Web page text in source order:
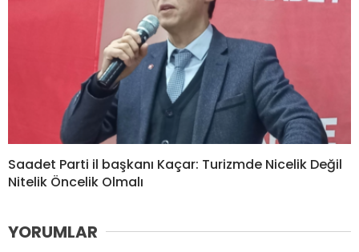
Saadet Parti il başkanı Kaçar: Turizmde Nicelik Değil
Nitelik Öncelik Olmalı
YORUMLAR